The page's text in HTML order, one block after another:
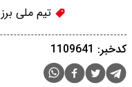
تیم ملی
کدخبر: 1109641